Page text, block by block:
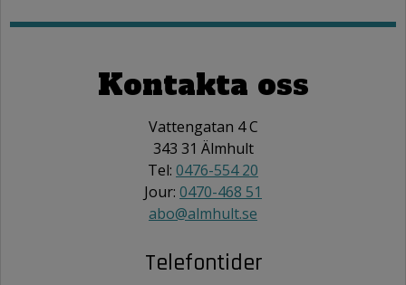
Kontakta oss
Vattengatan 4 C
343 31 Älmhult
Tel: 0476-554 20
Jour: 0470-468 51
abo@almhult.se
Telefontider